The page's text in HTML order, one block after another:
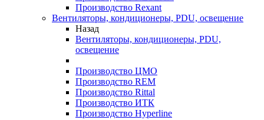
Производство Rexant
Вентиляторы, кондиционеры, PDU, освещение
Назад
Вентиляторы, кондиционеры, PDU,
освещение
Производство ЦМО
Производство REM
Производство Rittal
Производство ИТК
Производство Hyperline